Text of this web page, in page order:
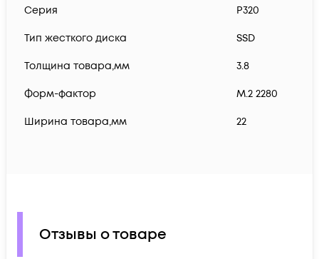
Серия P320
Тип жесткого диска SSD
Толщина товара,мм 3.8
Форм-фактор M.2 2280
Ширина товара,мм 22
Отзывы о товаре